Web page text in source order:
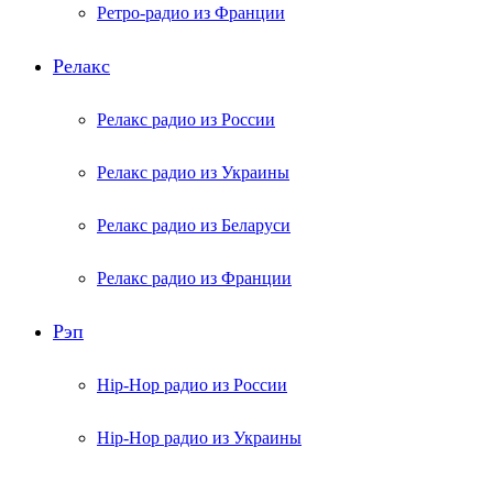
Ретро-радио из Франции
Релакс
Релакс радио из России
Релакс радио из Украины
Релакс радио из Беларуси
Релакс радио из Франции
Рэп
Hip-Hop радио из России
Hip-Hop радио из Украины